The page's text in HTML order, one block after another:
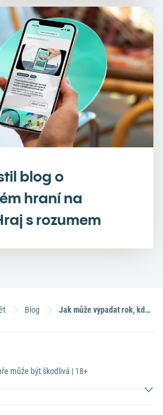
blog o
hraní na
s rozumem
Blog Jak může vypadat rok, když vám každý den přistane tisícikoruna navíc?
může být škodlivá | 18+